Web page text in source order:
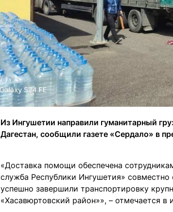
Из Ингушетии направили гуманитарный
Дагестан, сообщили газете «Сердало» в
«Доставка помощи обеспечена
служба Республики Ингушетия»
успешно завершили транспортировку
«Хасавюртовский район»», – отмечается в